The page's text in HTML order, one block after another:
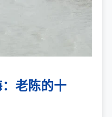
老陈的十